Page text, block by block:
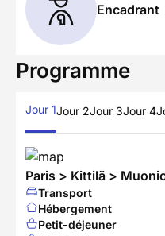
Encadrant
Programme
Jour 1Jour 2Jour 3Jour 4
Paris > Kittilä >
Transport
Hébergement
Petit-déjeuner